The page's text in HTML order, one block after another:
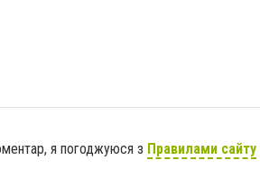
я погоджуюся з Правилами сайту